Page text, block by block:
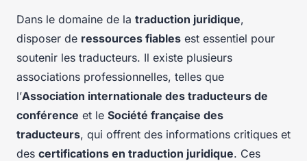
Dans le domaine de la traduction juridique,
disposer de ressources fiables est essentiel pour
soutenir les traducteurs. Il existe plusieurs
associations professionnelles, telles que
l’Association internationale des traducteurs de
conférence et le Société française des
traducteurs, qui offrent des informations critiques et
des certifications en traduction juridique. Ces